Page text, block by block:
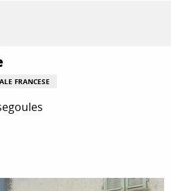
FRANCESE
favoris